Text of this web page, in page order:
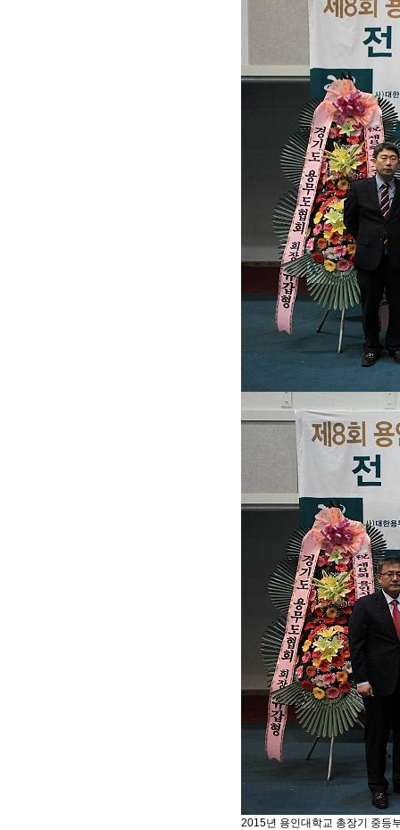
2015년 용인대학교 총장기 중등